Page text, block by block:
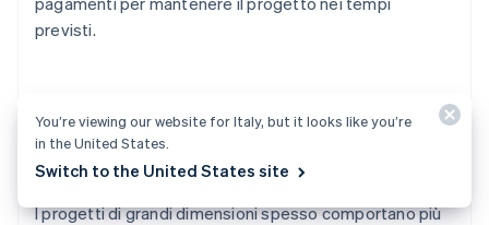
previsti.
Mancato monitoraggio delle
fatture
I progetti di grandi dimensioni spesso comportano più
You’re viewing our website for Italy, but it looks like you’re
in the United States.
Switch to the United States site